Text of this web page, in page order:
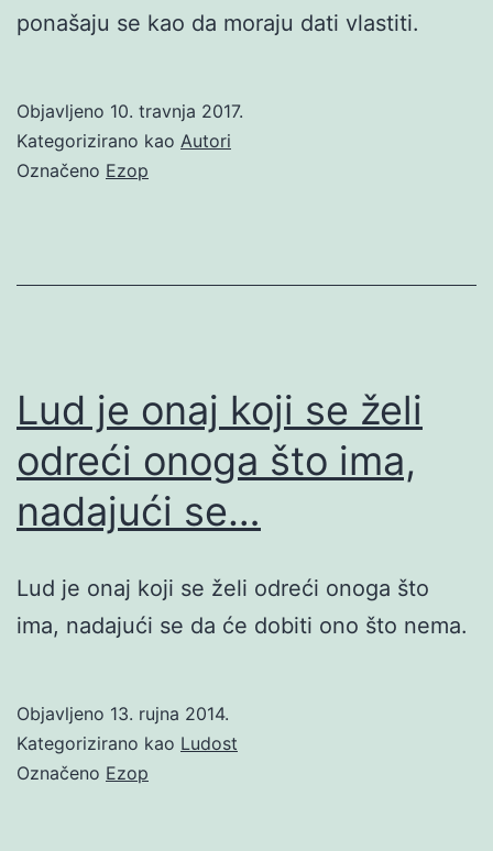
ponašaju se kao da moraju dati vlastiti.
Objavljeno 10. travnja 2017.
Kategorizirano kao Autori
Označeno Ezop
Lud je onaj koji se želi
odreći onoga što ima,
nadajući se…
Lud je onaj koji se želi odreći onoga što
ima, nadajući se da će dobiti ono što nema.
Objavljeno 13. rujna 2014.
Kategorizirano kao Ludost
Označeno Ezop